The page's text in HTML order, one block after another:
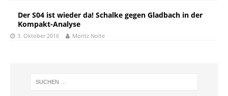
Der S04 ist wieder da! Schalke gegen Gladbach in der
Kompakt-Analyse
3. Oktober 2016 Moritz Nolte